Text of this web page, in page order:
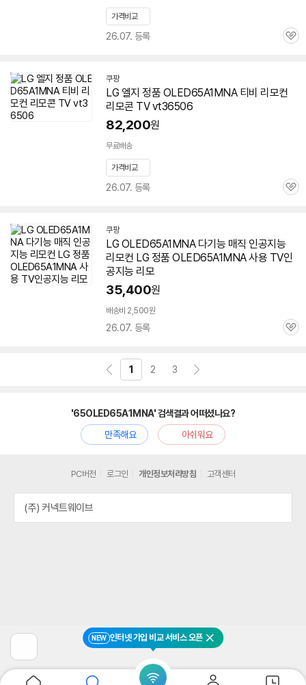
가격비교
26.07. 등록
관
쿠팡
LG 엘지 정품 OLED65A1MNA 티비 리모컨
리모콘 TV vt36506
82,200원
무료배송
가격비교
26.07. 등록
관
쿠팡
LG OLED65A1MNA 다기능 매직 인공지능
리모컨 LG 정품 OLED65A1MNA 사용 TV인
공지능 리모
35,400원
배송비 2,500원
26.07. 등록
관
1 2 3
'65OLED65A1MNA' 검색결과 어떠셨나요?
만족해요
아쉬워요
전
페
이
NEW 인터넷 가입 비교 서비스 오픈 닫기
PC버전 로그인 개인정보처리방침 고객센터
(주) 커넥트웨이브